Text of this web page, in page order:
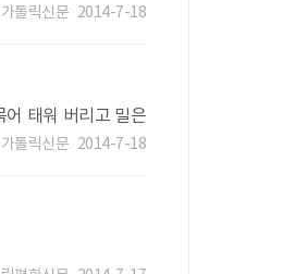
가톨릭신문 2014-7-18
어 태워 버리고 밀은
가톨릭신문 2014-7-18